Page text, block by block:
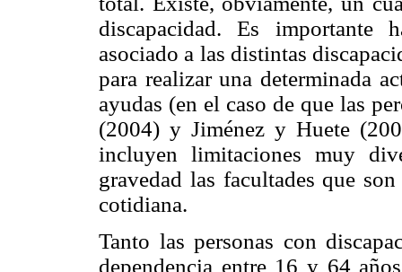
discapacidad. Es importante
asociado a las distintas
para realizar una determinada
ayudas (en el caso de que las
(2004) y Jiménez y Huete
incluyen limitaciones muy
gravedad las facultades que
cotidiana.
Tanto las personas con
dependencia entre 16 y 64